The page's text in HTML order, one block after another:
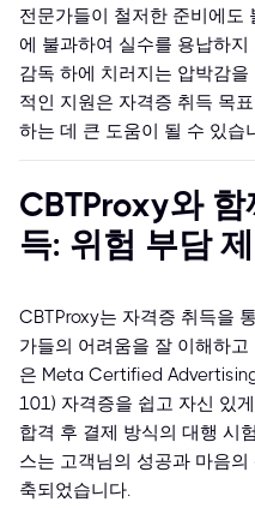
전문가들이 철저한 준비에도
에 불과하여 실수를 용납하
감독 하에 치러지는 압박감
적인 지원은 자격증 취득 목
하는 데 큰 도움이 될 수 있습
CBTProxy와
득: 위험 부담
CBTProxy는 자격증 취득을
가들의 어려움을 잘 이해하고
은 Meta Certified
101) 자격증을 쉽고 자신 있
합격 후 결제 방식의 대행 시
스는 고객님의 성공과 마음
축되었습니다.